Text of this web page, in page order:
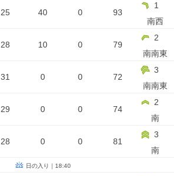
25 40 0 93
1
南西
28 10 0 79
2
南南東
31 0 0 72
3
南南東
29 0 0 74
2
南
28 0 0 81
3
南
日の入り｜18:40